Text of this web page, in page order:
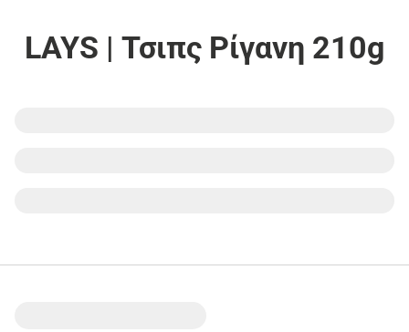
LAYS | Τσιπς Ρίγανη 210g